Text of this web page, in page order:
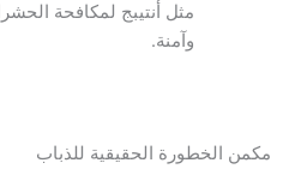
مثل أنتيبج لمكافحة
وآمنة.
مكمن الخطورة الحقيقية للذباب